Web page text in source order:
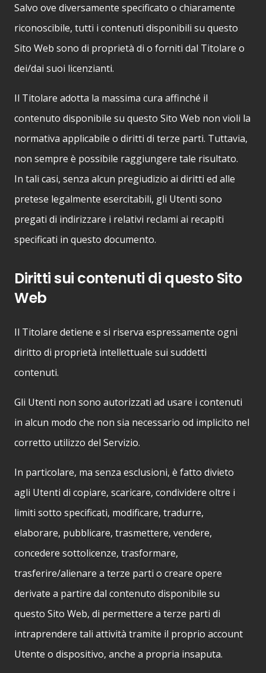
Salvo ove diversamente specificato o chiaramente
riconoscibile, tutti i contenuti disponibili su questo
Sito Web sono di proprietà di o forniti dal Titolare o
dei/dai suoi licenzianti.
Il Titolare adotta la massima cura affinché il
contenuto disponibile su questo Sito Web non violi la
normativa applicabile o diritti di terze parti. Tuttavia,
non sempre è possibile raggiungere tale risultato.
In tali casi, senza alcun pregiudizio ai diritti ed alle
pretese legalmente esercitabili, gli Utenti sono
pregati di indirizzare i relativi reclami ai recapiti
specificati in questo documento.
Diritti sui contenuti di questo Sito
Web
Il Titolare detiene e si riserva espressamente ogni
diritto di proprietà intellettuale sui suddetti
contenuti.
Gli Utenti non sono autorizzati ad usare i contenuti
in alcun modo che non sia necessario od implicito nel
corretto utilizzo del Servizio.
In particolare, ma senza esclusioni, è fatto divieto
agli Utenti di copiare, scaricare, condividere oltre i
limiti sotto specificati, modificare, tradurre,
elaborare, pubblicare, trasmettere, vendere,
concedere sottolicenze, trasformare,
trasferire/alienare a terze parti o creare opere
derivate a partire dal contenuto disponibile su
questo Sito Web, di permettere a terze parti di
intraprendere tali attività tramite il proprio account
Utente o dispositivo, anche a propria insaputa.